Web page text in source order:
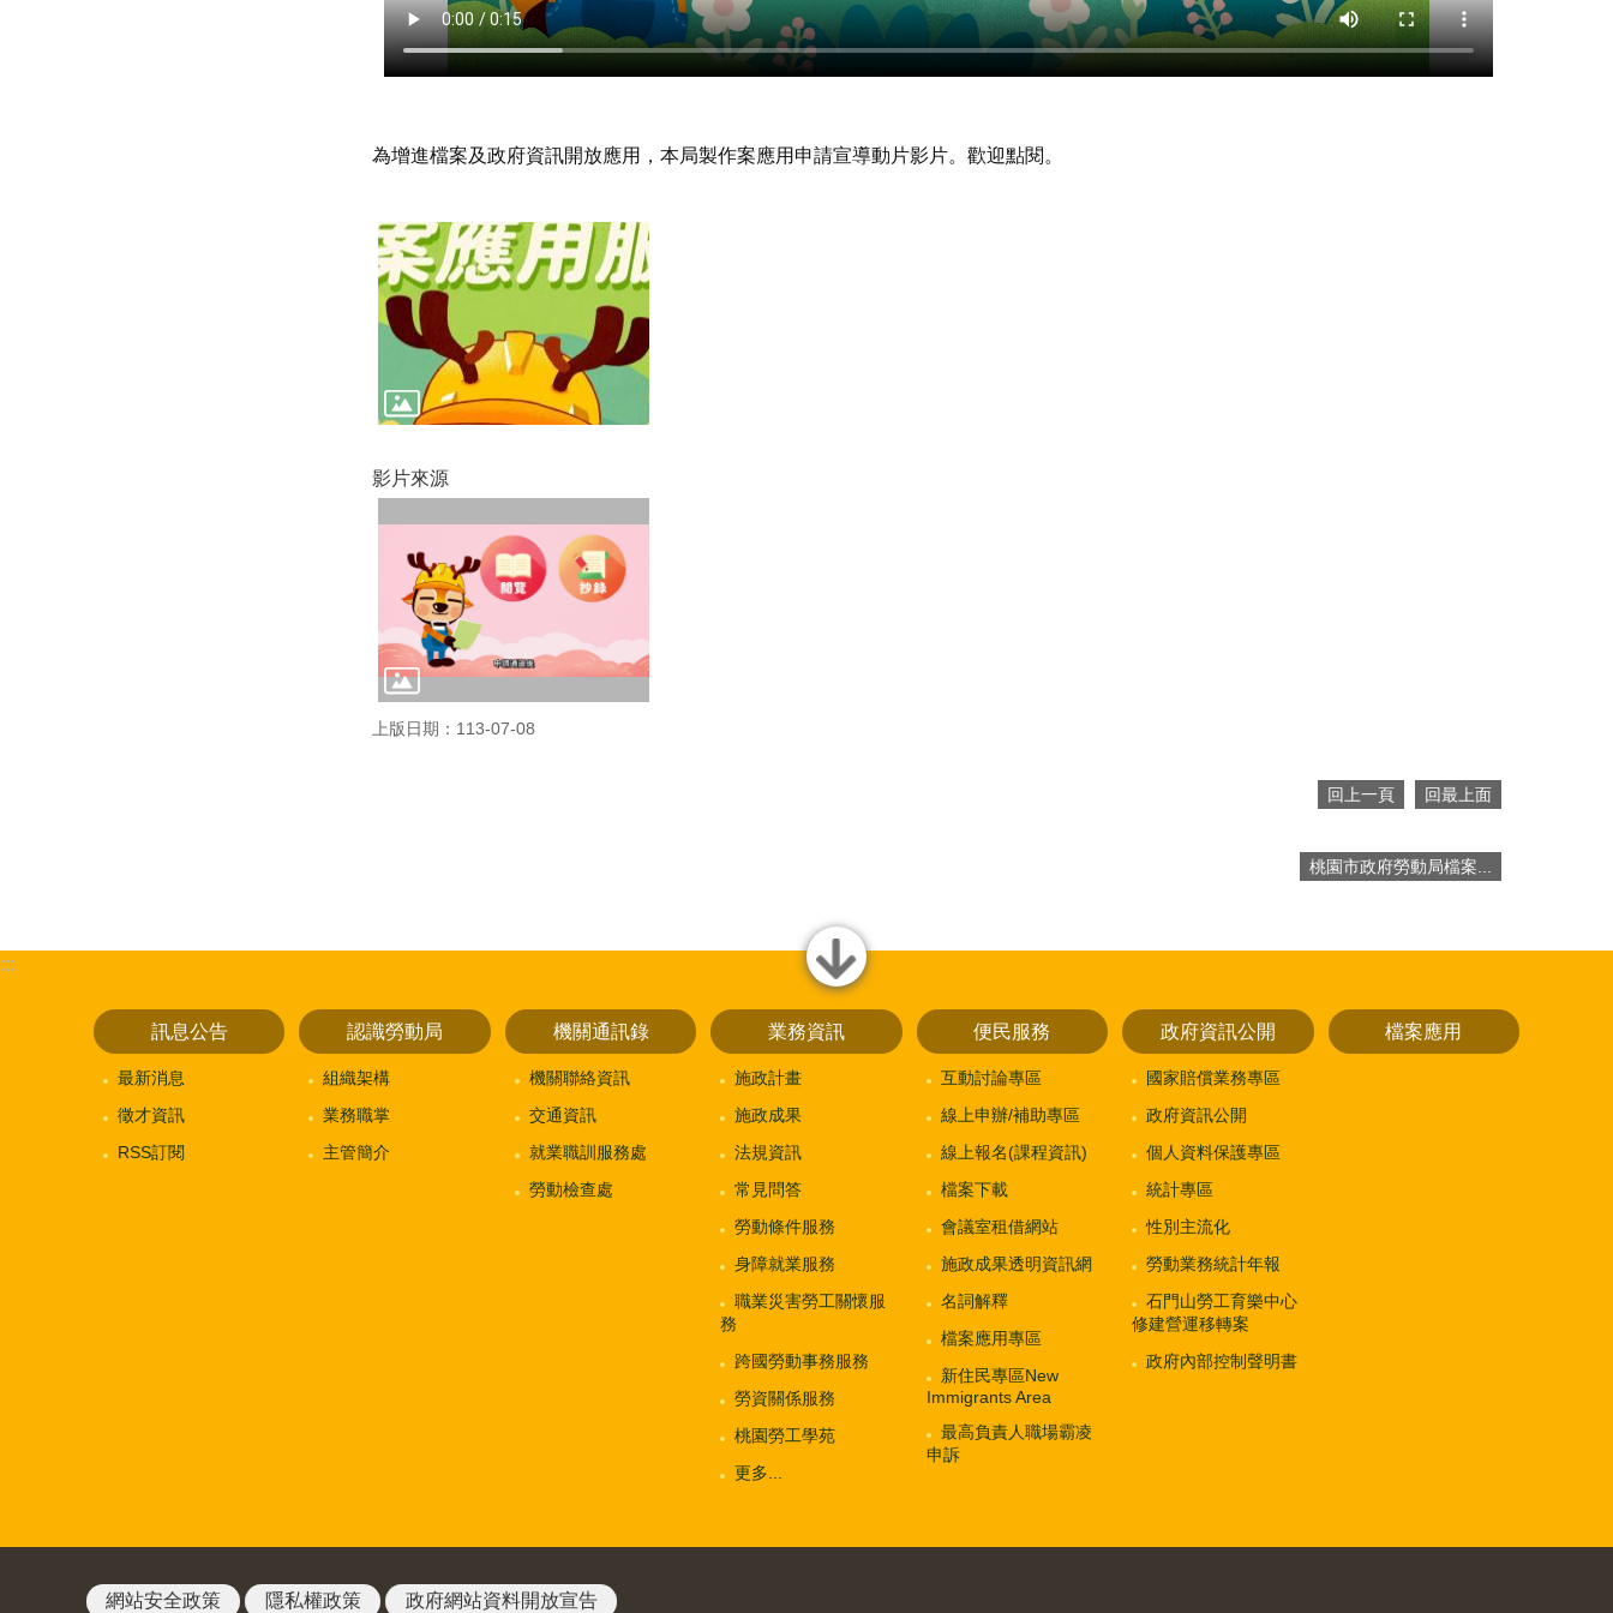
為增進檔案及政府資訊開放應用，本局製作案應用申請宣導動片影片。歡迎點閱。
影片來源
上版日期：113-07-08
回上一頁 回最上面
桃園市政府勞動局檔案...
close
:::
訊息公告
最新消息
徵才資訊
RSS訂閱
認識勞動局
組織架構
業務職掌
主管簡介
機關通訊錄
機關聯絡資訊
交通資訊
就業職訓服務處
勞動檢查處
業務資訊
施政計畫
施政成果
法規資訊
常見問答
勞動條件服務
身障就業服務
職業災害勞工關懷服
務
跨國勞動事務服務
勞資關係服務
桃園勞工學苑
更多...
便民服務
互動討論專區
線上申辦/補助專區
線上報名(課程資訊)
檔案下載
會議室租借網站
施政成果透明資訊網
名詞解釋
檔案應用專區
新住民專區New
Immigrants Area
最高負責人職場霸凌
申訴
政府資訊公開
國家賠償業務專區
政府資訊公開
個人資料保護專區
統計專區
性別主流化
勞動業務統計年報
石門山勞工育樂中心
修建營運移轉案
政府內部控制聲明書
檔案應用
網站安全政策 隱私權政策 政府網站資料開放宣告